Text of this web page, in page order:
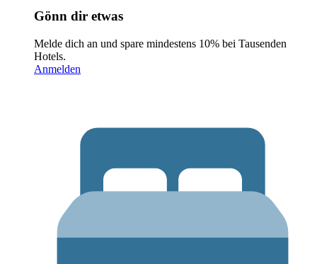
Gönn dir etwas
Melde dich an und spare mindestens 10% bei Tausenden
Hotels.
Anmelden